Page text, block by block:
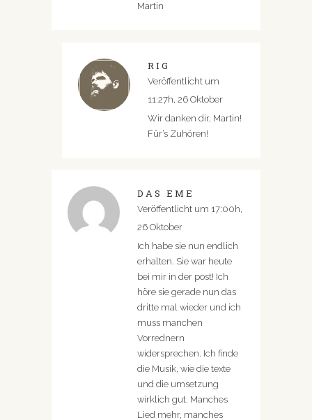
Martin
RIG
Veröffentlicht um
11:27h, 26 Oktober
Wir danken dir, Martin!
Für’s Zuhören!
DAS EME
Veröffentlicht um 17:00h,
26 Oktober
Ich habe sie nun endlich
erhalten. Sie war heute
bei mir in der post! Ich
höre sie gerade nun das
dritte mal wieder und ich
muss manchen
Vorrednern
widersprechen. Ich finde
die Musik, wie die texte
und die umsetzung
wirklich gut. Manches
Lied mehr, manches